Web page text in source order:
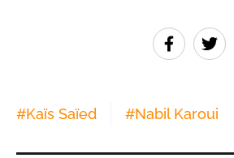
#Kaïs Saïed #Nabil Karoui